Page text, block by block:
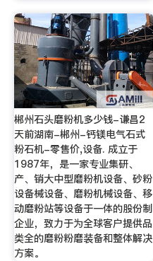
郴州石头磨粉机多少钱-谦昌2
天前湖南-郴州-钙镁电气石式
粉石机-零售价,设备. 成立于
1987年，是一家专业集研、
产、销大中型磨粉机设备、砂粉
设备械设备、磨粉机械设备、移
动磨粉站等设备于一体的股份制
企业，致力于为全球客户提供品
类全的磨粉粉磨装备和整体解决
方案。